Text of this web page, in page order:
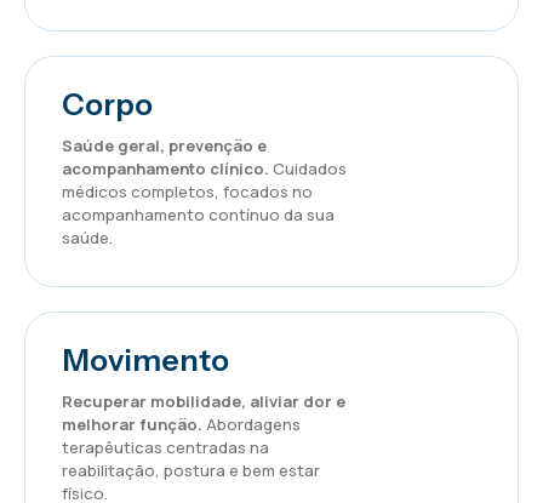
Corpo
Saúde geral, prevenção e
acompanhamento clínico. Cuidados
médicos completos, focados no
acompanhamento contínuo da sua
saúde.
Movimento
Recuperar mobilidade, aliviar dor e
melhorar função. Abordagens
terapêuticas centradas na
reabilitação, postura e bem estar
físico.